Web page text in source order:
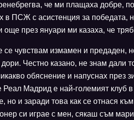
че ми плащаха добре,
в ПСЖ с асистенция за победата,
още през януари ми казаха, че
се чувствам измамен и предаден,
Честно казано, не знам дали
обяснение и напуснах през
Реал Мадрид е най-големият клуб
но и заради това как се отнася
си играе с мен, сякаш съм